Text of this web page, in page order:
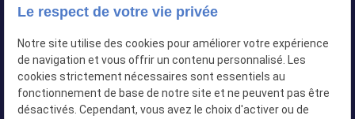
Le respect de votre vie privée
Notre site utilise des cookies pour améliorer votre expérience
de navigation et vous offrir un contenu personnalisé. Les
cookies strictement nécessaires sont essentiels au
fonctionnement de base de notre site et ne peuvent pas être
désactivés. Cependant, vous avez le choix d'activer ou de